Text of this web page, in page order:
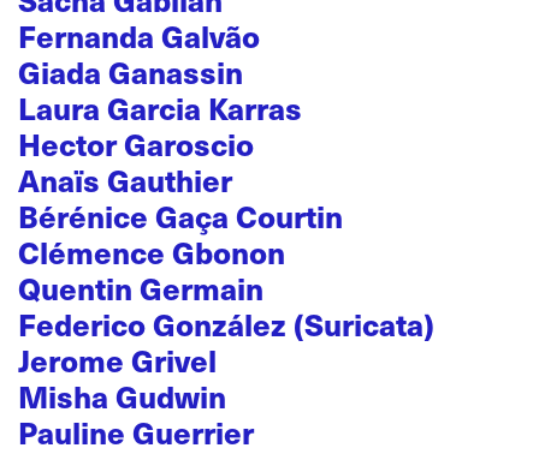
Fernanda Galvão
Giada Ganassin
Laura Garcia Karras
Hector Garoscio
Anaïs Gauthier
Bérénice Gaça Courtin
Clémence Gbonon
Quentin Germain
Federico González (Suricata)
Jerome Grivel
Misha Gudwin
Pauline Guerrier